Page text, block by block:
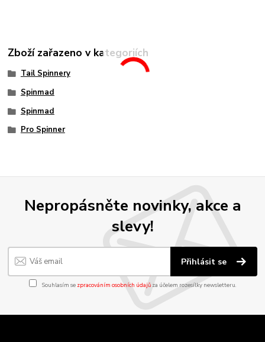
Zboží zařazeno v kategoriích
Tail Spinnery
Spinmad
Spinmad
Pro Spinner
Nepropásněte novinky, akce a
slevy!
Přihlásit se
Souhlasím se zpracováním osobních údajůza účelem rozesílky newsletteru.